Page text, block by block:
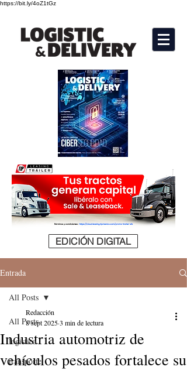
https://bit.ly/4oZ1tGz
EDICIÓN DIGITAL
Entrada
All Posts
logistica
transporte
All Posts
Industria automotriz de
vehículos pesados fortalece su
Redacción
8 sept 20253 min de lectura